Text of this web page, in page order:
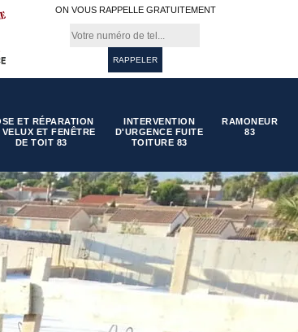
ON VOUS RAPPELLE GRATUITEMENT
ET RÉPARATION
VELUX ET FENÊTRE
DE TOIT 83
INTERVENTION
D'URGENCE FUITE
TOITURE 83
RAMONEUR
83